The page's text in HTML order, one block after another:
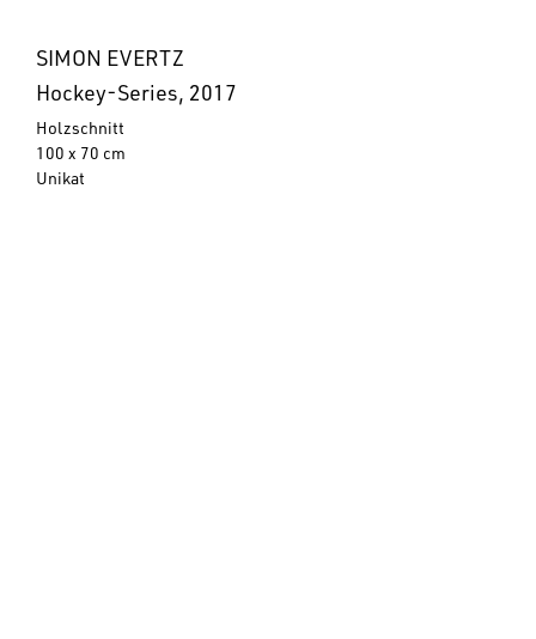
SIMON EVERTZ
Hockey-Series, 2017
Holzschnitt
100 x 70 cm
Unikat